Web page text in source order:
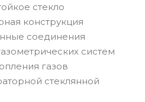
стекло
конструкция
соединения
систем
газов
стеклянной